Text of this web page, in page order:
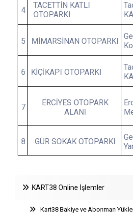
4
TACETTİN KATLI
OTOPARKI
5 MİMARSİNAN OTOPARKI
6 KİÇİKAPI OTOPARKI
7
ERCİYES OTOPARK
ALANI
8 GÜR SOKAK OTOPARKI
KART38 Online İşlemler
Kart38 Bakiye ve Abonman